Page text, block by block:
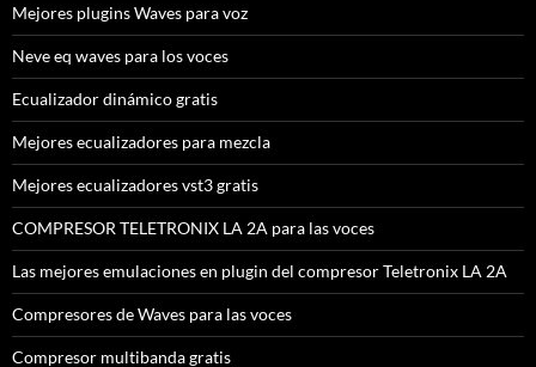
Mejores plugins Waves para voz
Neve eq waves para los voces
Ecualizador dinámico gratis
Mejores ecualizadores para mezcla
Mejores ecualizadores vst3 gratis
COMPRESOR TELETRONIX LA 2A para las voces
Las mejores emulaciones en plugin del compresor Teletronix LA 2A
Compresores de Waves para las voces
Compresor multibanda gratis